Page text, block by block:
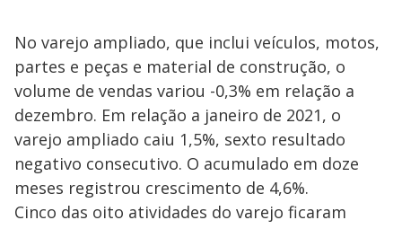
No varejo ampliado, que inclui veículos, motos,
partes e peças e material de construção, o
volume de vendas variou -0,3% em relação a
dezembro. Em relação a janeiro de 2021, o
varejo ampliado caiu 1,5%, sexto resultado
negativo consecutivo. O acumulado em doze
meses registrou crescimento de 4,6%.
Cinco das oito atividades do varejo ficaram